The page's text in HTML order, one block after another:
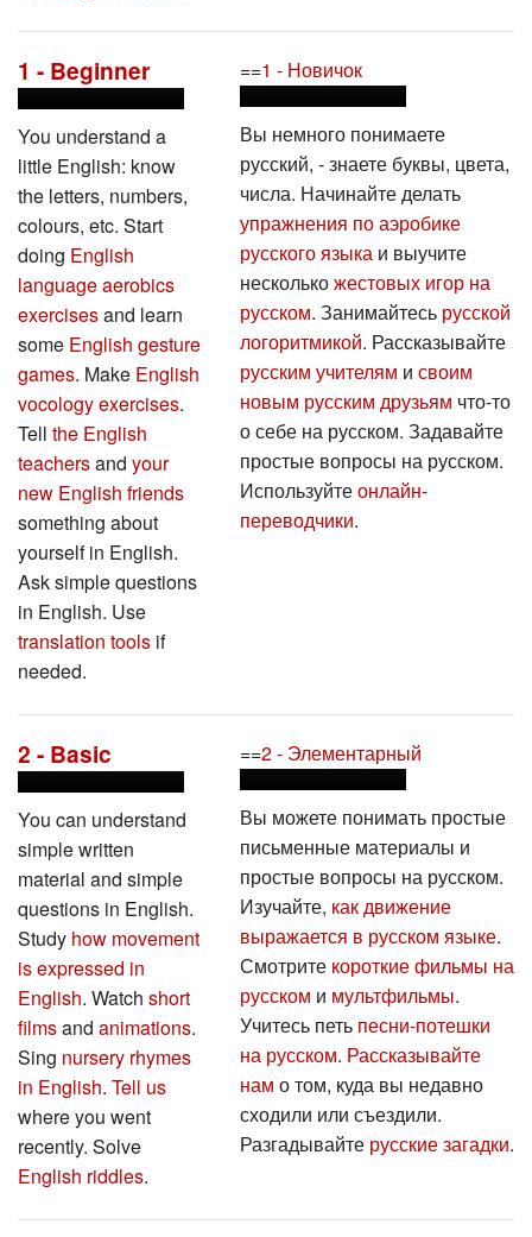
1 - Beginner
You understand a
little English: know
the letters, numbers,
colours, etc. Start
doing English
language aerobics
exercises and learn
some English gesture
games . Make English
vocology exercises
Tell the English
teachers and your
new English friends
something about
yourself in English.
Ask simple questions
in English. Use
translation tools if
needed.
==1 - Новичок
Вы немного понимаете
русский, - знаете буквы, цвета,
числа. Начинайте делать
упражнения по аэробике
русского языка и выучите
несколькожестовых игор на
русском . Занимайтесь русской
логоритмикой . Рассказывайте
русским учителям и своим
новым русским друзьям что-то
о себе на русском. Задавайте
простые вопросы на русском.
Используйтеонлайн-
переводчики
2 - Basic
You can understand
simple written
material and simple
questions in English.
Study how movement
is expressed in
English . Watch short
films and animations
Sing nursery rhymes
in English Tell us
where you went
recently. Solve
English riddles
==2 - Элементарный
Вы можете понимать простые
письменные материалы и
простые вопросы на русском.
Изучайте, как движение
выражается в русском языке.
Смотрите короткие фильмы на
русском и мультфильмы
Учитесь петь песни-потешки
на русском Рассказывайте
нам о том, куда вы недавно
сходили или съездили.
Разгадывайте русские загадки